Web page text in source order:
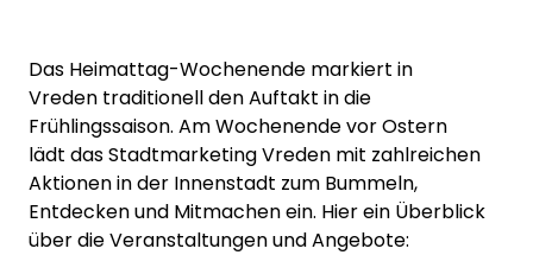
Das Heimattag-Wochenende markiert in
Vreden traditionell den Auftakt in die
Frühlingssaison. Am Wochenende vor Ostern
lädt das Stadtmarketing Vreden mit zahlreichen
Aktionen in der Innenstadt zum Bummeln,
Entdecken und Mitmachen ein. Hier ein Überblick
über die Veranstaltungen und Angebote: